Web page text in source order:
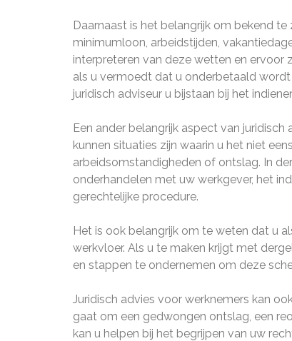
Daarnaast is het belangrijk om bekend
minimumloon, arbeidstijden,
interpreteren van deze wetten en ervoor
als u vermoedt dat u onderbetaald
juridisch adviseur u bijstaan bij het
Een ander belangrijk aspect van
kunnen situaties zijn waarin u het niet
arbeidsomstandigheden of ontslag. In
onderhandelen met uw werkgever, het
gerechtelijke procedure.
Het is ook belangrijk om te weten dat u
werkvloer. Als u te maken krijgt met
en stappen te ondernemen om deze
Juridisch advies voor werknemers kan
gaat om een gedwongen ontslag, een
kan u helpen bij het begrijpen van uw